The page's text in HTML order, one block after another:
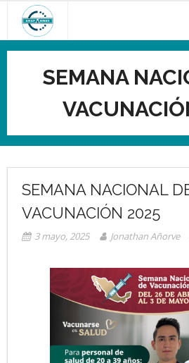
contenido
SEMANA
SEMANA NACIONAL
VACUNACIÓN 2025
3 mayo, 2025 Jonathan Añorve